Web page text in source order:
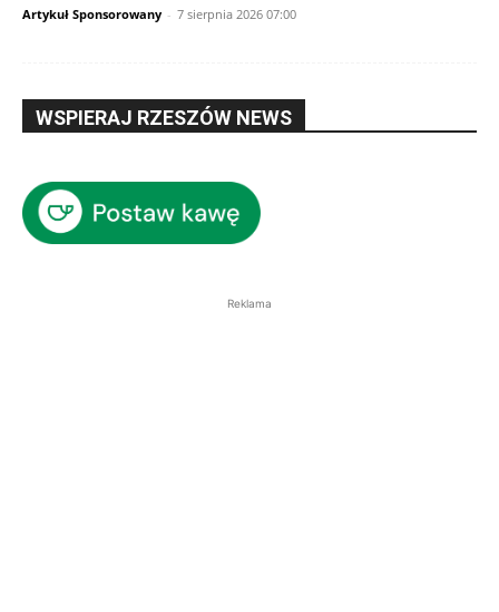
Artykuł Sponsorowany - 7 sierpnia 2026 07:00
WSPIERAJ RZESZÓW NEWS
Reklama